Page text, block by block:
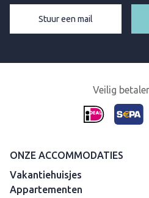
Stuur een mail
Veilig
ONZE ACCOMMODATIES
Vakantiehuisjes
Appartementen